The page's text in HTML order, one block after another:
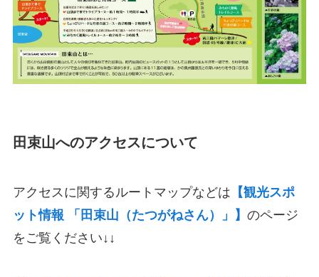
田束山へのアクセスについて
アクセスに関するルートマップなどは 【観光スポ
ット情報 「田束山（たつがねさん）」】 のページ
をご覧ください↓↓